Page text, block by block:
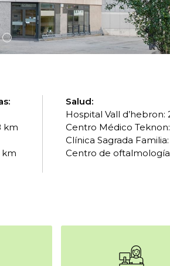
km
km
Salud:
Hospital Vall d’hebron:
Centro Médico
Clínica Sagrada
Centro de